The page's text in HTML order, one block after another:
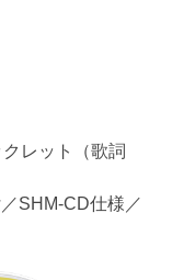
レット（歌詞
SHM-CD仕様／